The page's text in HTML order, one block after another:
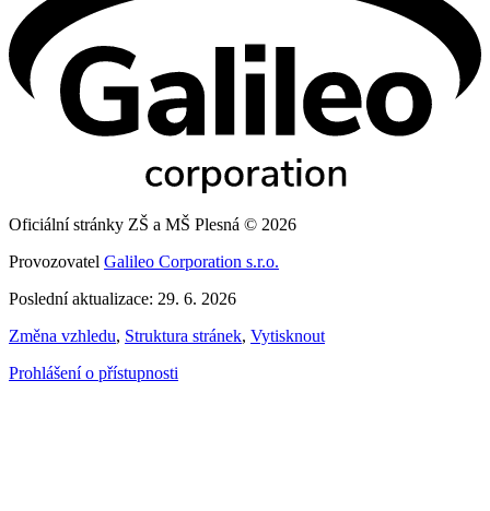
Oficiální stránky ZŠ a MŠ Plesná © 2026
Provozovatel Galileo Corporation s.r.o.
Poslední aktualizace: 29. 6. 2026
Změna vzhledu, Struktura stránek, Vytisknout
Prohlášení o přístupnosti